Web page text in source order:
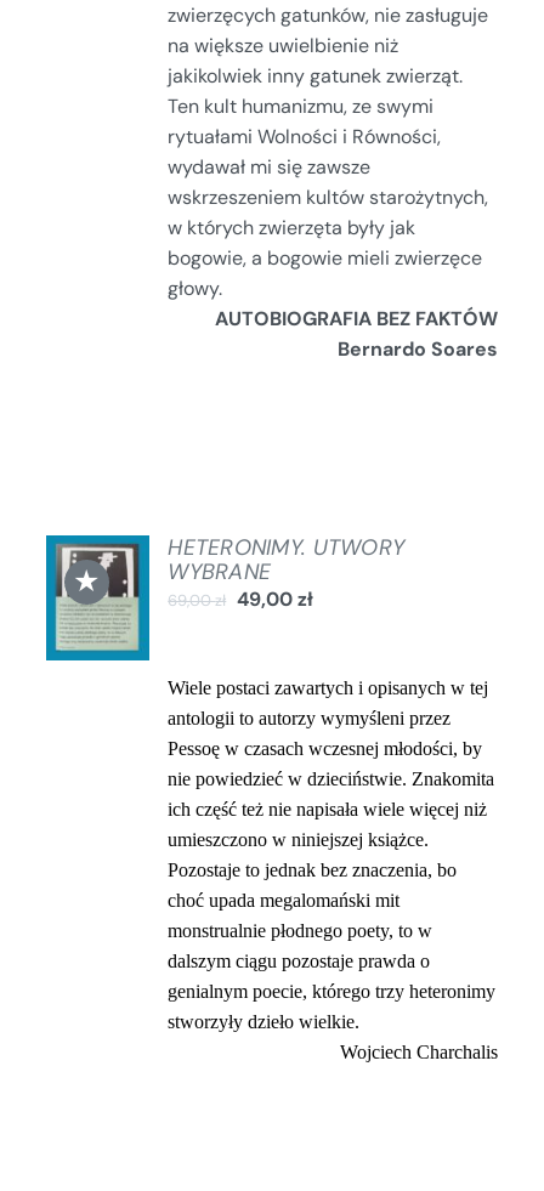
zwierzęcych gatunków, nie zasługuje
na większe uwielbienie niż
jakikolwiek inny gatunek zwierząt.
Ten kult humanizmu, ze swymi
rytuałami Wolności i Równości,
wydawał mi się zawsze
wskrzeszeniem kultów starożytnych,
w których zwierzęta były jak
bogowie, a bogowie mieli zwierzęce
głowy.
AUTOBIOGRAFIA BEZ FAKTÓW
Bernardo Soares
★
DODAJ
DO
KOSZYKA
/
SZCZEGÓŁY
HETERONIMY. UTWORY
WYBRANE
69,00zł 49,00zł
Wiele postaci zawartych i opisanych w tej
antologii to autorzy wymyśleni przez
Pessoę w czasach wczesnej młodości, by
nie powiedzieć w dzieciństwie. Znakomita
ich część też nie napisała wiele więcej niż
umieszczono w niniejszej książce.
Pozostaje to jednak bez znaczenia, bo
choć upada megalomański mit
monstrualnie płodnego poety, to w
dalszymciągu pozostaje prawda o
genialnym poecie,którego trzy heteronimy
stworzyły dzieło wielkie.
Wojciech Charchalis